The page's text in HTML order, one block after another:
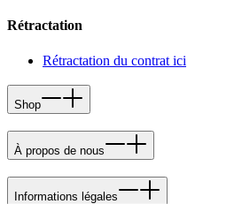
Rétractation
Rétractation du contrat ici
Shop
À propos de nous
Informations légales